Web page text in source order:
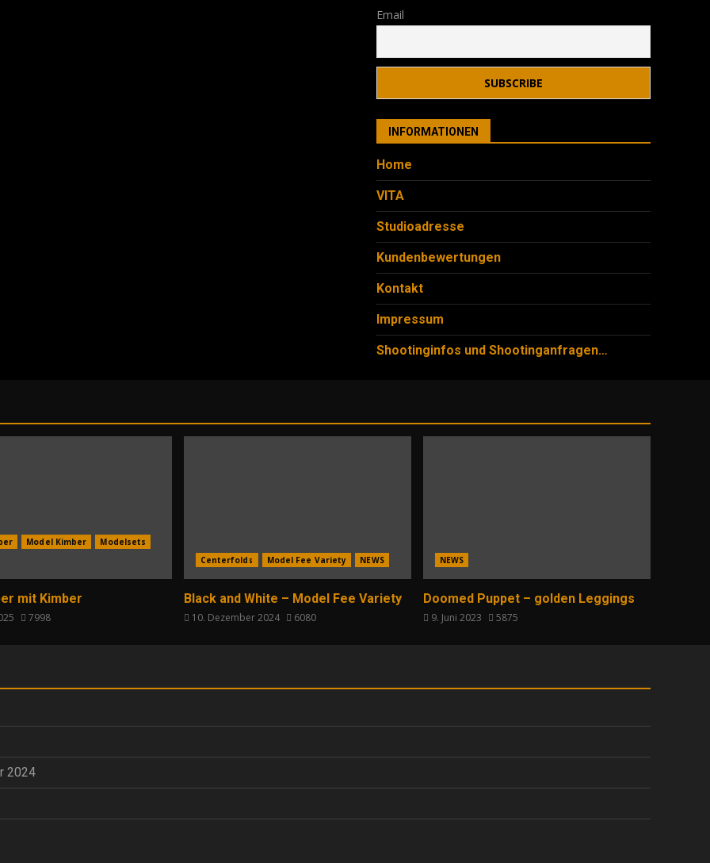
Email
INFORMATIONEN
Home
VITA
Studioadresse
Kundenbewertungen
Kontakt
Impressum
Shootinginfos und Shootinganfragen…
Model Kimber
Modelsets
mit Kimber
7998
Centerfolds Model Fee Variety NEWS
Black and White – Model Fee Variety
10. Dezember 2024 6080
NEWS
Doomed Puppet – golden Leggings
9. Juni 2023 5875
2024